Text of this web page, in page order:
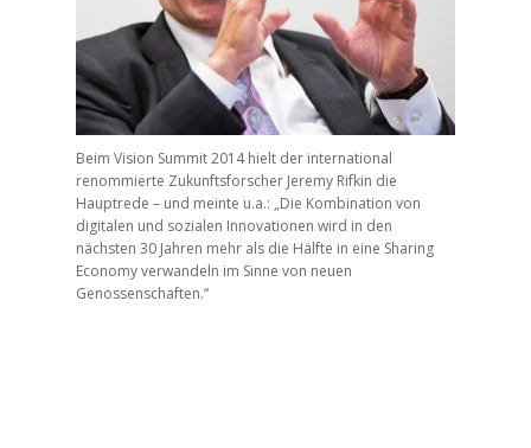
Beim Vision Summit 2014 hielt der international
renommierte Zukunftsforscher Jeremy Rifkin die
Hauptrede – und meinte u.a.: „Die Kombination von
digitalen und sozialen Innovationen wird in den
nächsten 30 Jahren mehr als die Hälfte in eine Sharing
Economy verwandeln im Sinne von neuen
Genossenschaften.“